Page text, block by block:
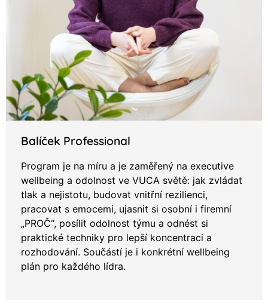
Balíček Professional
Program je na míru a je zaměřený na executive
wellbeing a odolnost ve VUCA světě: jak zvládat
tlak a nejistotu, budovat vnitřní rezilienci,
pracovat s emocemi, ujasnit si osobní i firemní
„PROČ“, posílit odolnost týmu a odnést si
praktické techniky pro lepší koncentraci a
rozhodování. Součástí je i konkrétní wellbeing
plán pro každého lídra.